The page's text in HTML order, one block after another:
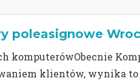
poleasignowe
komputerówObecnie
klientów, wynika